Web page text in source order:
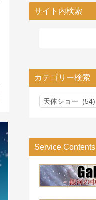
サイト内検索
カテゴリー検索
カ
リ
ー
検
索
Service Contents